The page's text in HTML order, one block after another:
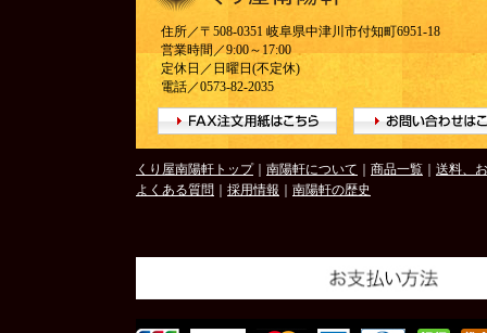
住所／〒508-0351 岐阜県中津川市付知町6951-18
営業時間／9:00～17:00
定休日／日曜日(不定休)
電話／0573-82-2035
くり屋南陽軒トップ 南陽軒について 商品一覧
送料、
よくある質問
採用情報 南陽軒の歴史